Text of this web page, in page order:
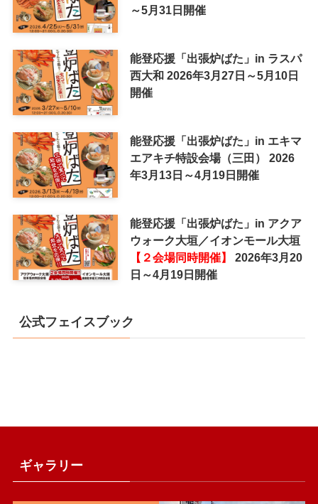
～5月31日開催
能登応援「出張炉ばた」in ラスパ
西大和 2026年3月27日～5月10日
開催
能登応援「出張炉ばた」in エキマ
エアキチ特設会場（三田） 2026
年3月13日～4月19日開催
能登応援「出張炉ばた」in アクア
ウォーク大垣／イオンモール大垣
【２会場同時開催】
2026年3月20
日～4月19日開催
公式フェイスブック
ギャラリー